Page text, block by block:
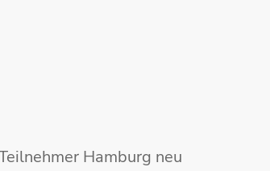
Hamburg neu